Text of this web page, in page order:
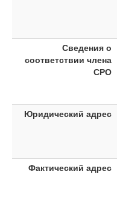
Сведения о
соответствии члена
СРО
Юридический адрес
Фактический адрес